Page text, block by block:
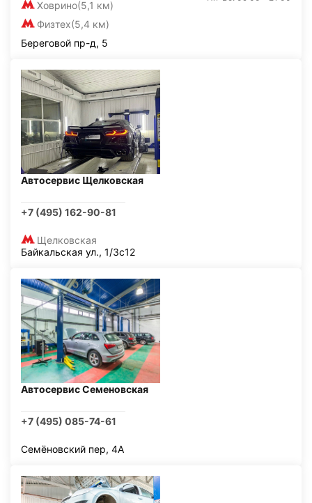
Ховрино(5,1 км)
Физтех(5,4 км)
Береговой пр-д, 5
Автосервис Щелковская
+7 (495) 162-90-81
Щелковская
Байкальская ул., 1/3с12
Автосервис Семеновская
+7 (495) 085-74-61
Семёновский пер, 4А